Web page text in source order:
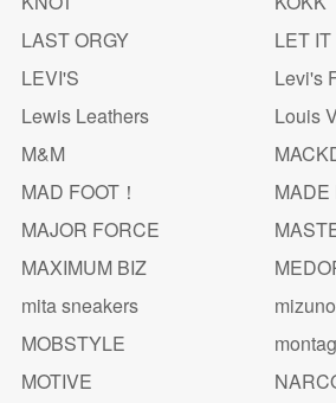
LAST ORGY
LET
LEVI'S
Levi's
Lewis Leathers
Louis
M&M
MAD FOOT！
MADE
MAJOR FORCE
MAXIMUM BIZ
mita sneakers
mizuno
MOBSTYLE
MOTIVE